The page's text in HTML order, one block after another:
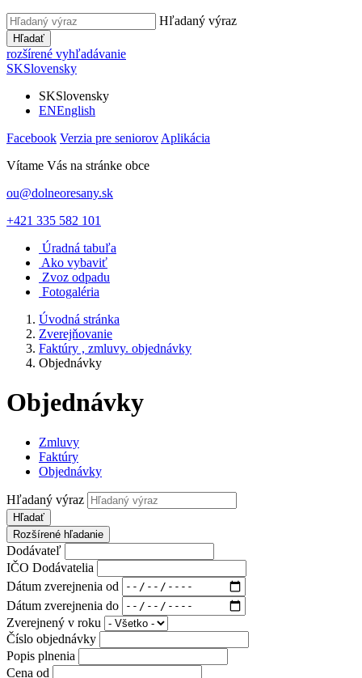
Hľadaný výraz
Hľadať
rozšírené vyhľadávanie
SKSlovensky
SKSlovensky
ENEnglish
Facebook Verzia pre seniorov Aplikácia
Vítame Vás na stránke obce
ou@dolneoresany.sk
+421 335 582 101
Úradná tabuľa
Ako vybaviť
Zvoz odpadu
Fotogaléria
Úvodná stránka
Zverejňovanie
Faktúry , zmluvy. objednávky
Objednávky
Objednávky
Zmluvy
Faktúry
Objednávky
Hľadaný výraz
Hľadať
Rozšírené hľadanie
Dodávateľ
IČO Dodávatelia
Dátum zverejnenia od
Dátum zverejnenia do
Zverejnený v roku
Číslo objednávky
Popis plnenia
Cena od